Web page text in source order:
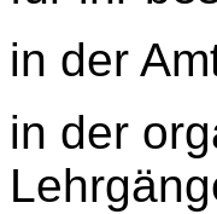
in der
in der